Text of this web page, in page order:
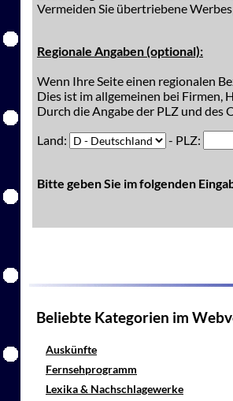
Vermeiden Sie übertriebene
Regionale Angaben (optional):
Wenn Ihre Seite einen regionalen
Dies ist im allgemeinen bei Firmen,
Durch die Angabe der PLZ und
Land:
- PLZ:
Bitte geben Sie im folgenden
Beliebte Kategorien im
Auskünfte
Fernsehprogramm
Lexika & Nachschlagewerke